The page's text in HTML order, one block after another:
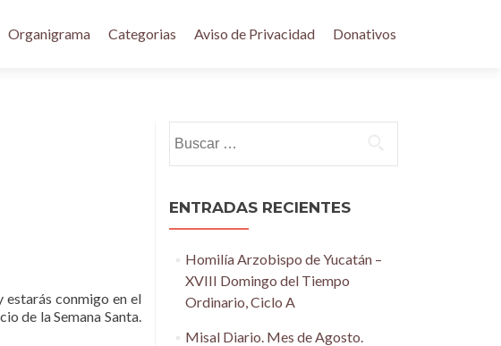
Organigrama Categorias Aviso de Privacidad Donativos
estarás conmigo en el
de la Semana Santa.
ENTRADAS RECIENTES
Homilía Arzobispo de Yucatán –
XVIII Domingo del Tiempo
Ordinario, Ciclo A
Misal Diario. Mes de Agosto.